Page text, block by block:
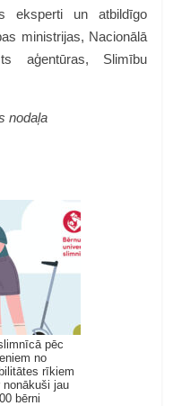
eksperti un atbildīgo
ministrijas, Nacionālā
aģentūras, Slimību
nodaļa
pēc
no
rīkiem
nonākuši jau
bērni